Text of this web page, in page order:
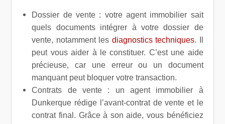
Dossier de vente : votre agent immobilier sait
quels documents intégrer à votre dossier de
vente, notamment les diagnostics techniques. Il
peut vous aider à le constituer. C’est une aide
précieuse, car une erreur ou un document
manquant peut bloquer votre transaction.
Contrats de vente : un agent immobilier à
Dunkerque rédige l’avant-contrat de vente et le
contrat final. Grâce à son aide, vous bénéficiez